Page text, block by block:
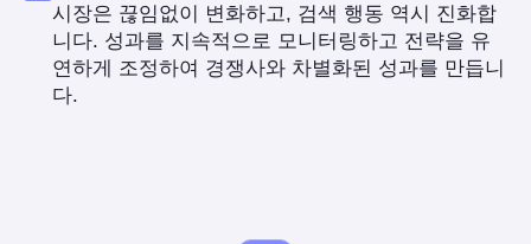
시장은 끊임없이 변화하고, 검색 행동 역시 진화합
니다. 성과를 지속적으로 모니터링하고 전략을 유
연하게 조정하여 경쟁사와 차별화된 성과를 만듭니
다.